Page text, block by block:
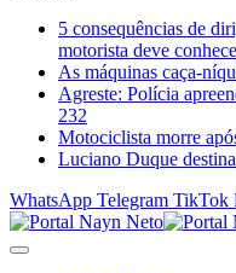
5 consequências de
motorista deve
As máquinas caça-
Agreste: Polícia
232
Motociclista morre
Luciano Duque
WhatsApp Telegram TikTok